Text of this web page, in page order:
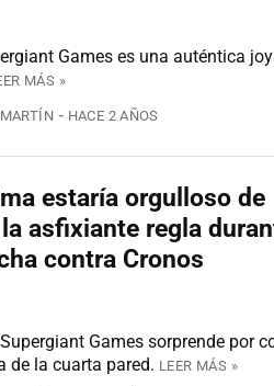
Games es una auténtica
MÁS »
HACE 2 AÑOS
estaría orgulloso de
asfixiante regla
contra Cronos
Games sorprende por
de la cuarta pared. LEER MÁS »